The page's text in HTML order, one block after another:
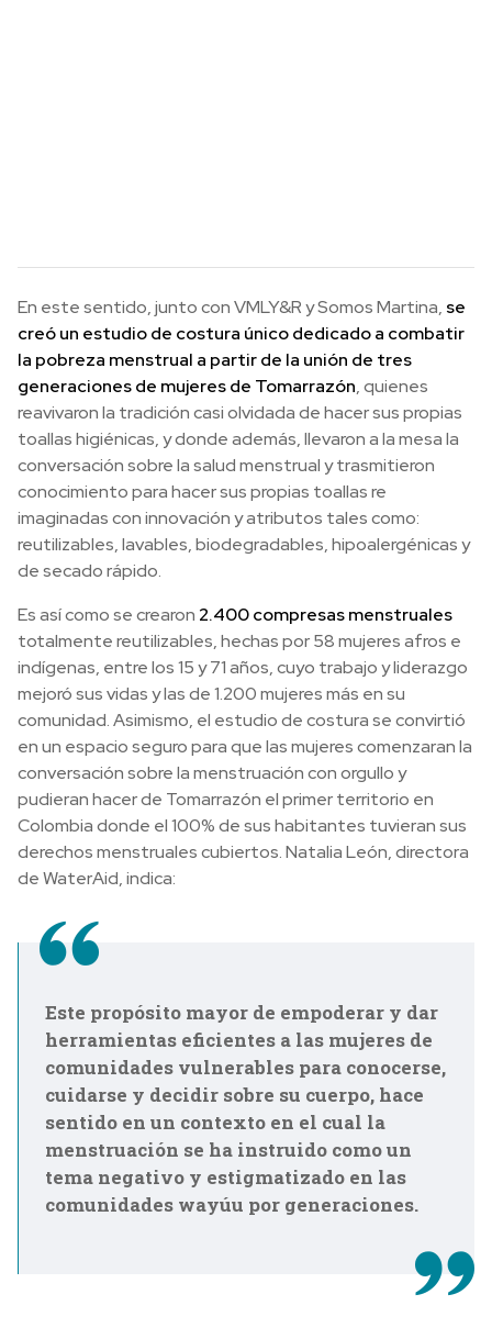
En este sentido, junto con VMLY&R y Somos Martina, se
creó un estudio de costura único dedicado a combatir
la pobreza menstrual a partir de la unión de tres
generaciones de mujeres de Tomarrazón, quienes
reavivaron la tradición casi olvidada de hacer sus propias
toallas higiénicas, y donde además, llevaron a la mesa la
conversación sobre la salud menstrual y trasmitieron
conocimiento para hacer sus propias toallas re
imaginadas con innovación y atributos tales como:
reutilizables, lavables, biodegradables, hipoalergénicas y
de secado rápido.
Es así como se crearon 2.400 compresas menstruales
totalmente reutilizables, hechas por 58 mujeres afros e
indígenas, entre los 15 y 71 años, cuyo trabajo y liderazgo
mejoró sus vidas y las de 1.200 mujeres más en su
comunidad. Asimismo, el estudio de costura se convirtió
en un espacio seguro para que las mujeres comenzaran la
conversación sobre la menstruación con orgullo y
pudieran hacer de Tomarrazón el primer territorio en
Colombia donde el 100% de sus habitantes tuvieran sus
derechos menstruales cubiertos. Natalia León, directora
de WaterAid, indica:
Este propósito mayor de empoderar y dar
herramientas eficientes a las mujeres de
comunidades vulnerables para conocerse,
cuidarse y decidir sobre su cuerpo, hace
sentido en un contexto en el cual la
menstruación se ha instruido como un
tema negativo y estigmatizado en las
comunidades wayúu por generaciones.